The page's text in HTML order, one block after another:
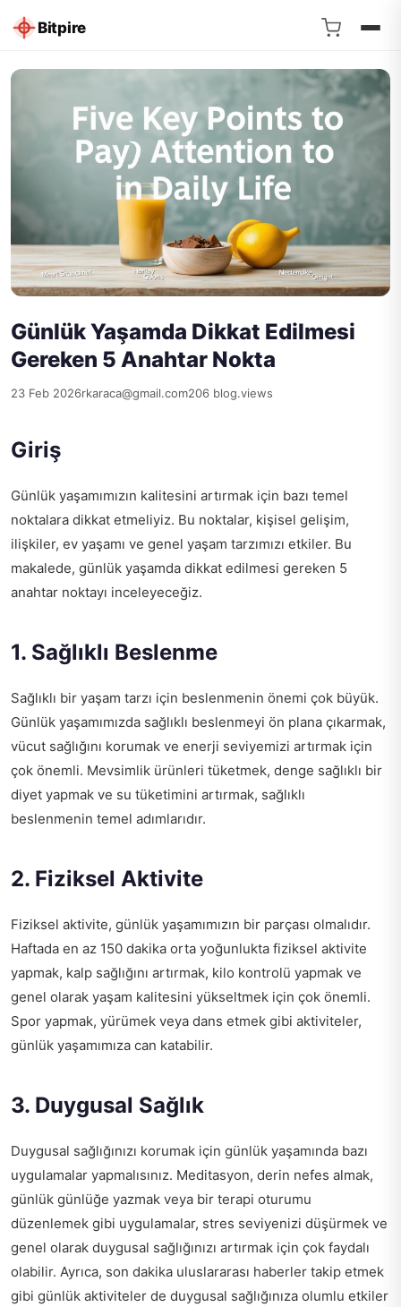
Bitpire
Günlük Yaşamda Dikkat Edilmesi
Gereken 5 Anahtar Nokta
23 Feb 2026rkaraca@gmail.com206 blog.views
Giriş
Günlük yaşamımızın kalitesini artırmak için bazı temel
noktalara dikkat etmeliyiz. Bu noktalar, kişisel gelişim,
ilişkiler, ev yaşamı ve genel yaşam tarzımızı etkiler. Bu
makalede, günlük yaşamda dikkat edilmesi gereken 5
anahtar noktayı inceleyeceğiz.
1. Sağlıklı Beslenme
Sağlıklı bir yaşam tarzı için beslenmenin önemi çok büyük.
Günlük yaşamımızda sağlıklı beslenmeyi ön plana çıkarmak,
vücut sağlığını korumak ve enerji seviyemizi artırmak için
çok önemli. Mevsimlik ürünleri tüketmek, denge sağlıklı bir
diyet yapmak ve su tüketimini artırmak, sağlıklı
beslenmenin temel adımlarıdır.
2. Fiziksel Aktivite
Fiziksel aktivite, günlük yaşamımızın bir parçası olmalıdır.
Haftada en az 150 dakika orta yoğunlukta fiziksel aktivite
yapmak, kalp sağlığını artırmak, kilo kontrolü yapmak ve
genel olarak yaşam kalitesini yükseltmek için çok önemli.
Spor yapmak, yürümek veya dans etmek gibi aktiviteler,
günlük yaşamımıza can katabilir.
3. Duygusal Sağlık
Duygusal sağlığınızı korumak için günlük yaşamında bazı
uygulamalar yapmalısınız. Meditasyon, derin nefes almak,
günlük günlüğe yazmak veya bir terapi oturumu
düzenlemek gibi uygulamalar, stres seviyenizi düşürmek ve
genel olarak duygusal sağlığınızı artırmak için çok faydalı
olabilir. Ayrıca, son dakika uluslararası haberler takip etmek
gibi günlük aktiviteler de duygusal sağlığınıza olumlu etkiler